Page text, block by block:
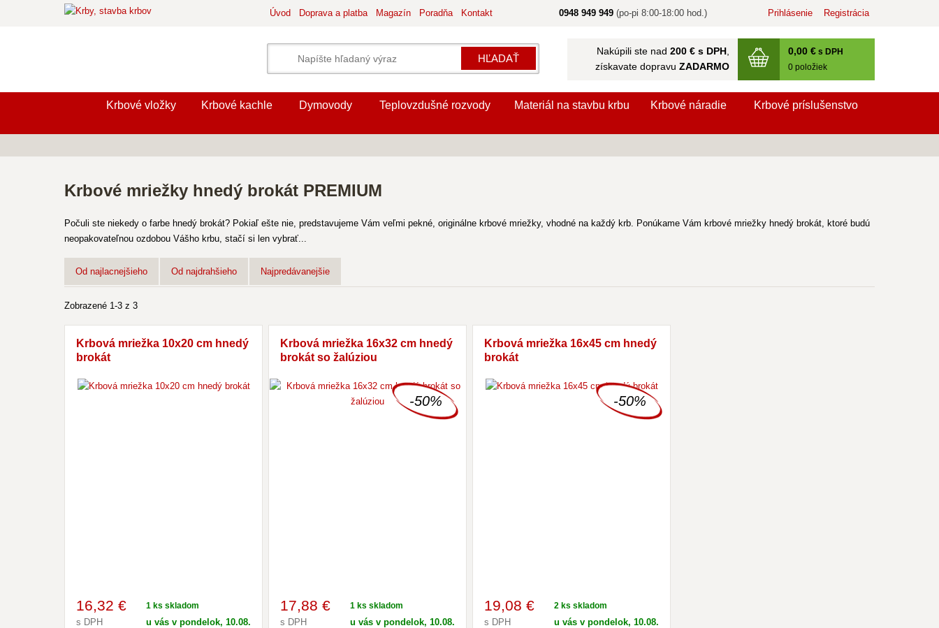
HĽADAŤ
Nakúpili ste nad 200 € s DPH ,
získavate dopravu ZADARMO
0,00 € s DPH
0 položiek
Prihlásenie Registrácia
0948 949 949 (po-pi 8:00-18:00 hod.)
Úvod Doprava a platba Magazín Poradňa Kontakt
Krbové vložky Krbové kachle Dymovody Teplovzdušné rozvody Materiál na stavbu krbu Krbové náradie Krbové príslušenstvo
Krbové mriežky hnedý brokát PREMIUM
Počuli ste niekedy o farbe hnedý brokát? Pokiaľ ešte nie, predstavujeme Vám veľmi pekné, originálne krbové mriežky, vhodné na každý krb. Ponúkame Vám krbové mriežky hnedý brokát, ktoré budú
neopakovateľnou ozdobou Vášho krbu, stačí si len vybrať...
Od najlacnejšieho Od najdrahšieho Najpredávanejšie
Zobrazené 1-3 z 3
Krbová mriežka 10x20 cm hnedý
brokát
16,32 €
s DPH
1 ks skladom
u vás v pondelok, 10.08.
Krbová mriežka 16x32 cm hnedý
brokát so žalúziou
-50%
17,88 €
s DPH
1 ks skladom
u vás v pondelok, 10.08.
Krbová mriežka 16x45 cm hnedý
brokát
-50%
19,08 €
s DPH
2 ks skladom
u vás v pondelok, 10.08.